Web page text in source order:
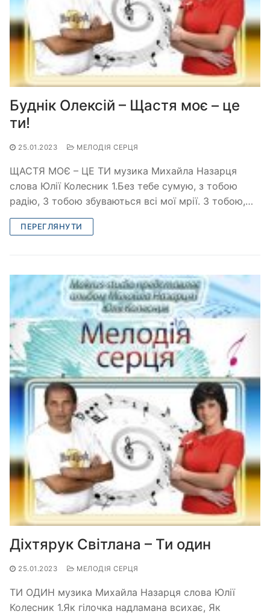
Буднік Олексій – Щастя моє – це
ти!
25.01.2023 МЕЛОДІЯ СЕРЦЯ
ЩАСТЯ МОЄ – ЦЕ ТИ музика Михайла Назарця
слова Юлії Колесник 1.Без тебе сумую, з тобою
радію, З тобою збуваються всі мої мрії. З тобою,…
ПЕРЕГЛЯНУТИ
Діхтярук Світлана – Ти один
25.01.2023 МЕЛОДІЯ СЕРЦЯ
ТИ ОДИН музика Михайла Назарця слова Юлії
Колесник 1.Як гілочка надламана всихає, Як